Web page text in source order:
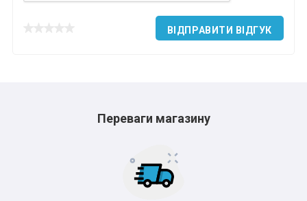
ВІДПРАВИТИ ВІДГУК
Переваги магазину